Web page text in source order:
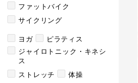
ファットバイク
サイクリング
ヨガ
ピラティス
ジャイロトニック・キネシ
ス
ストレッチ
体操